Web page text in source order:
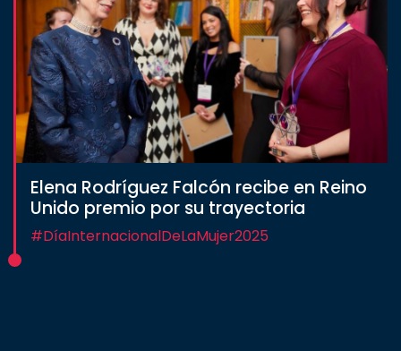
Elena Rodríguez Falcón recibe en Reino
Unido premio por su trayectoria
#DíaInternacionalDeLaMujer2025